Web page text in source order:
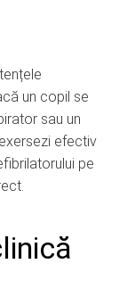
un copil se
sau un
efectiv
pe